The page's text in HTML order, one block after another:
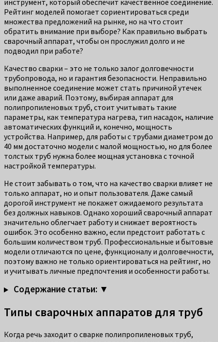
инструмент, который обеспечит качественное соединение.
Рейтинг моделей помогает сориентироваться среди
множества предложений на рынке, но на что стоит
обратить внимание при выборе? Как правильно выбрать
сварочный аппарат, чтобы он прослужил долго и не
подводил при работе?
Качество сварки – это не только залог долговечности
трубопровода, но и гарантия безопасности. Неправильно
выполненное соединение может стать причиной утечек
или даже аварий. Поэтому, выбирая аппарат для
полипропиленовых труб, стоит учитывать такие
параметры, как температура нагрева, тип насадок, наличие
автоматических функций и, конечно, мощность
устройства. Например, для работы с трубами диаметром до
40 мм достаточно модели с малой мощностью, но для более
толстых труб нужна более мощная установка с точной
настройкой температуры.
Не стоит забывать о том, что на качество сварки влияет не
только аппарат, но и опыт пользователя. Даже самый
дорогой инструмент не покажет ожидаемого результата
без должных навыков. Однако хороший сварочный аппарат
значительно облегчает работу и снижает вероятность
ошибок. Это особенно важно, если предстоит работать с
большим количеством труб. Профессиональные и бытовые
модели отличаются по цене, функционалу и долговечности,
поэтому важно не только ориентироваться на рейтинг, но
и учитывать личные предпочтения и особенности работы.
Содержание статьи: ▼
Типы сварочных аппаратов для труб
Когда речь заходит о сварке полипропиленовых труб,